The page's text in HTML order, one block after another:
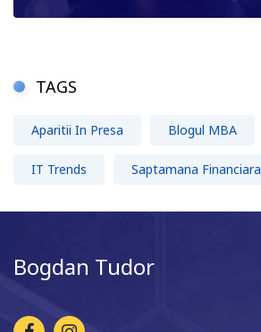
TAGS
Aparitii In Presa Blogul MBA
IT Trends Saptamana Financiara
Bogdan Tudor